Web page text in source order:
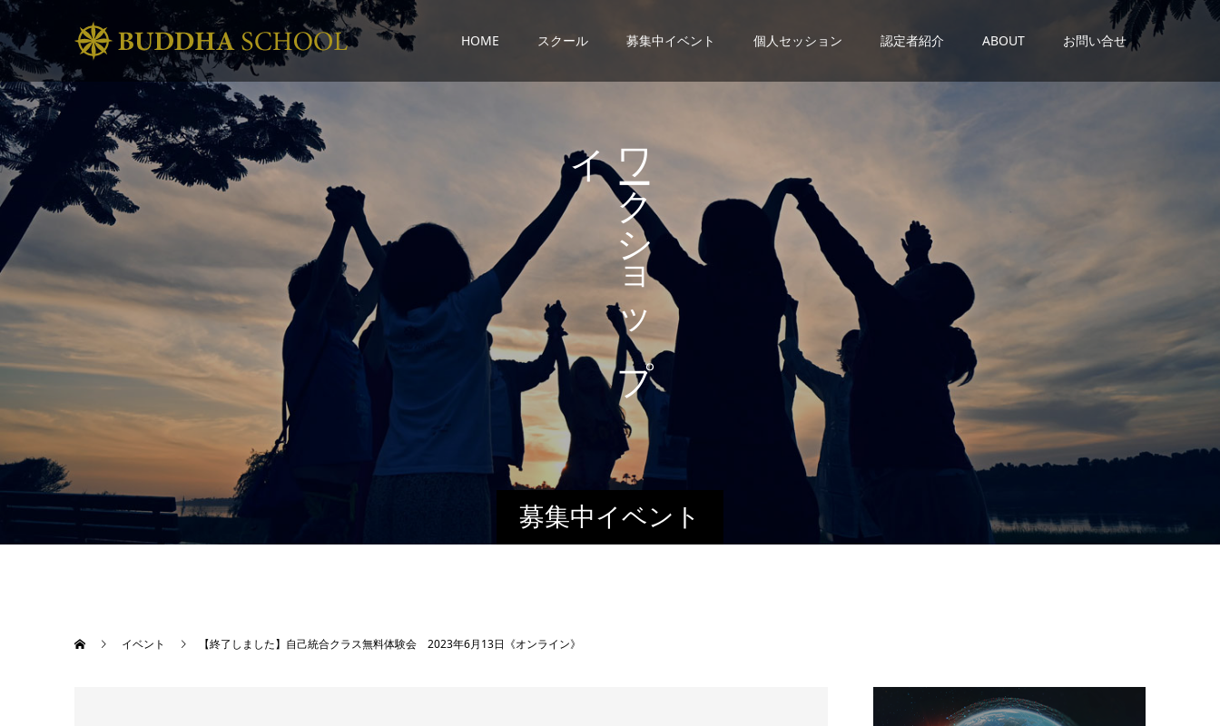
HOME スクール 募集中イベント 個人セッション 認定者紹介 ABOUT お問い合せ
募集中イベント
ワ
ク
シ
ョ
ッ
プ
イ
ベ
ン
ト
ス
ク
イベント 【終了しました】自己統合クラス無料体験会 2023年6月13日《オンライン》